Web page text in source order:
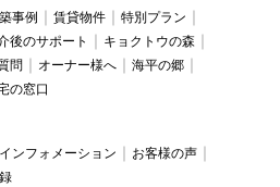
事例 賃貸物件
特別プラン
後のサポート
キョクトウの森
問 オーナー様へ
海平の郷
の窓口
インフォメーション
お客様の声